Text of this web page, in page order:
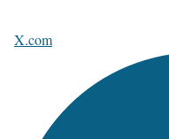
X.com